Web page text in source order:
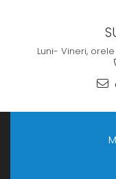
Luni- Vineri,